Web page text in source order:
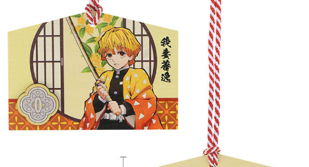
(不開放使用，請勿選取）
每笔NT$9,999
7-11取貨付款
每笔NT$65，满NT$1,300(含以上)免运费
付款後7-11取貨
每笔NT$65，满NT$1,300(含以上)免运费
每笔NT$100，满NT$1,300(含以上)免运费